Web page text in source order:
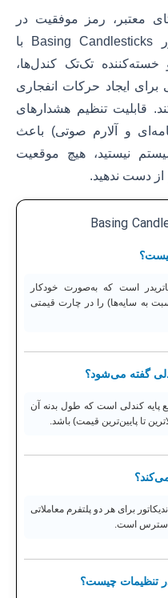
معتبر، رمز موفقیت در
معاملات فارکس است. اندیکاتور Basing Candlesticks با
تک‌تک کندل‌ها،
برای ایجاد حرکات انفجاری
قابلیت تنظیم هشدارهای
و آلارم صوتی) باعث
نیستید، هیچ موقعیت
از دست ندهید.
است که به‌صورت خودکار
به سایه‌ها) را در چارت قیمتی
پایه کندلی است که طول بدنه آن
برای هر دو پلتفرم معاملاتی